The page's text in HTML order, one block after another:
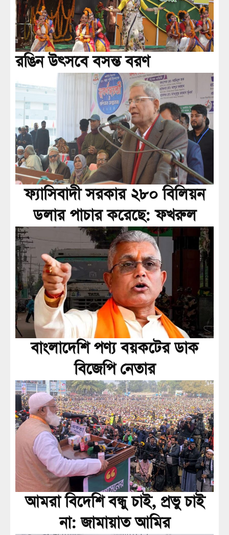
রঙিন উৎসবে বসন্ত বরণ
ফ্যাসিবাদী সরকার ২৮০ বিলিয়ন
ডলার পাচার করেছে: ফখরুল
বাংলাদেশি পণ্য বয়কটের ডাক
বিজেপি নেতার
আমরা বিদেশি বন্ধু চাই, প্রভু চাই
না: জামায়াত আমির